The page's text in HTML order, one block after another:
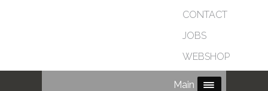
CONTACT
JOBS
WEBSHOP
Main Menu